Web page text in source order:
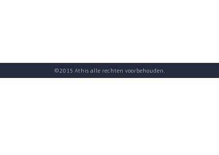
©2015 Athis alle rechten voorbehouden.